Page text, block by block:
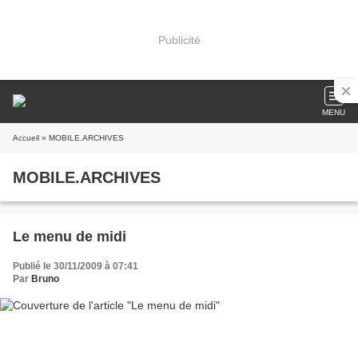
Publicité
MENU
Accueil » MOBILE.ARCHIVES
MOBILE.ARCHIVES
Le menu de midi
Publié le 30/11/2009 à 07:41
Par Bruno